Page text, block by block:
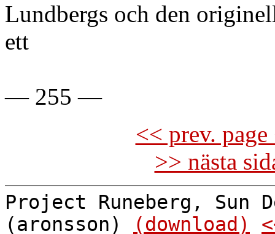
Lundbergs och den
ett
— 255 —
<< prev.
>> nästa
Project Runeberg, Sun
(aronsson)
(download)